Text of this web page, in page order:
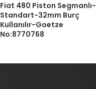
Fiat 480 Piston Segmanlı-
Standart-32mm Burç
Kullanılır-Goetze
No:8770768